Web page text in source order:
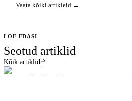
Vaata kõiki artikleid →
LOE EDASI
Seotud artiklid
Kõik artiklid